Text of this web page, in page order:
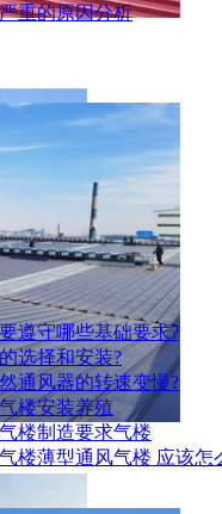
重的原因分析
遵守哪些基础要求?
选择和安装?
通风器的转速变慢?
楼安装养殖
楼制造要求气楼
楼薄型通风气楼 应该怎